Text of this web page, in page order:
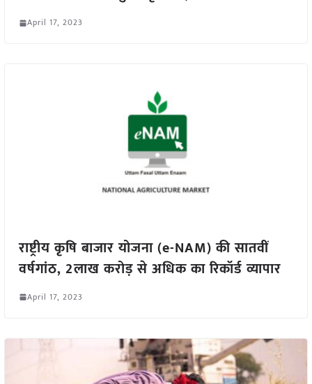
April 17, 2023
राष्ट्रीय कृषि बाजार योजना (e-NAM) की सातवीं
वर्षगांठ, 2लाख करोड़ से अधिक का रिकॉर्ड व्यापार
April 17, 2023